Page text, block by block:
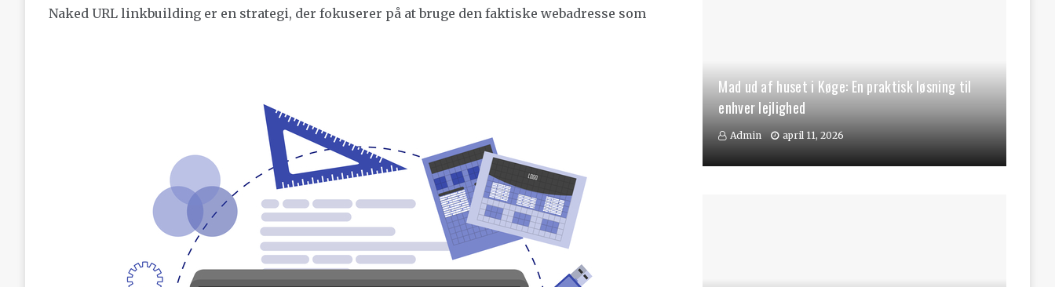
Naked URL linkbuilding er en strategi, der fokuserer på at bruge den faktiske webadresse som
Mad ud af huset i Køge: En praktisk løsning til
enhver lejlighed
Admin april 11, 2026